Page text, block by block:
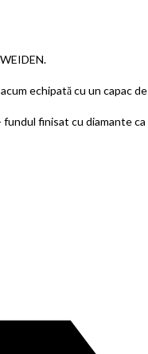
echipată cu un capac
finisat cu diamante